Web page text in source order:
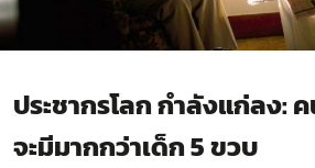
ประชากรโลก กำลังแก่ลง:
จะมีมากกว่าเด็ก 5 ขวบ